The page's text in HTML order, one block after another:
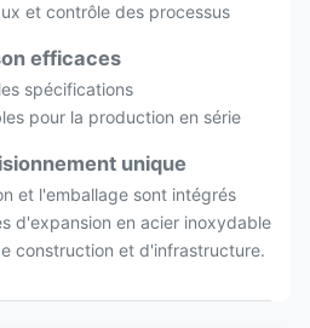
et contrôle des processus
efficaces
spécifications
pour la production en série
unique
et l'emballage sont intégrés
d'expansion en acier inoxydable
construction et d'infrastructure.